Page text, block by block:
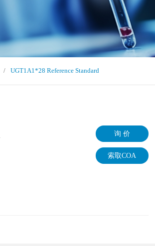
/ UGT1A1*28 Reference Standard
询 价
索取COA